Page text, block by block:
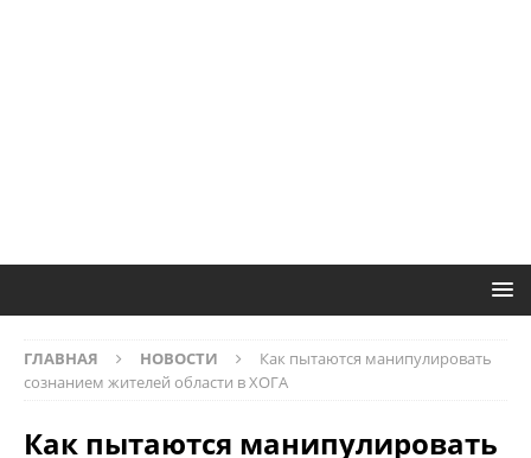
ГЛАВНАЯ НОВОСТИ
Как пытаются манипулировать
сознанием жителей области в ХОГА
Как пытаются манипулировать